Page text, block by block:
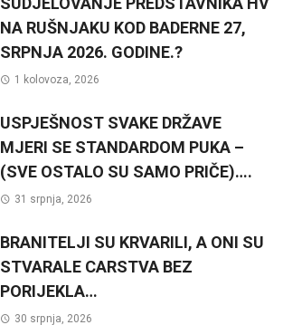
NA RUŠNJAKU KOD BADERNE 27,
SRPNJA 2026. GODINE.?
1 kolovoza, 2026
USPJEŠNOST SVAKE DRŽAVE
MJERI SE STANDARDOM PUKA –
(SVE OSTALO SU SAMO PRIČE)….
31 srpnja, 2026
BRANITELJI SU KRVARILI, A ONI SU
STVARALE CARSTVA BEZ
PORIJEKLA…
30 srpnja, 2026